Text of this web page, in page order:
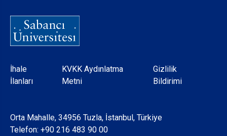
Dipnot
İhale
İlanları
KVKK Aydınlatma
Metni
Gizlilik
Bildirimi
Orta Mahalle, 34956 Tuzla, İstanbul, Türkiye
Telefon: +90 216 483 90 00